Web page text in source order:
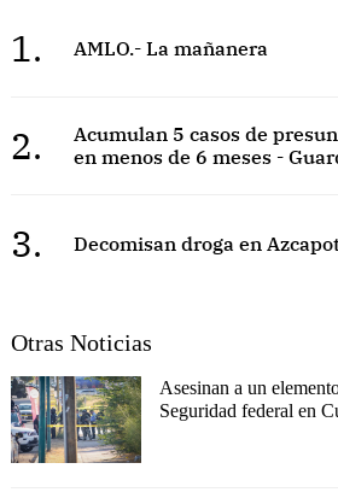
1. AMLO.- La mañanera
2.
Acumulan 5 casos de
en menos de 6 meses -
3. Decomisan droga en
Otras Noticias
Asesinan a un
Seguridad federal en